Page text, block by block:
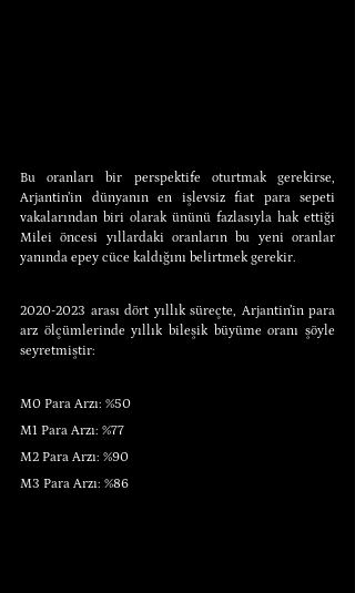
Bu oranları bir perspektife oturtmak gerekirse,
Arjantin’in dünyanın en işlevsiz fiat para sepeti
vakalarından biri olarak ününü fazlasıyla hak ettiği
Milei öncesi yıllardaki oranların bu yeni oranlar
yanında epey cüce kaldığını belirtmek gerekir.
2020-2023 arası dört yıllık süreçte, Arjantin’in para
arz ölçümlerinde yıllık bileşik büyüme oranı şöyle
seyretmiştir:
M0 Para Arzı: %50
M1 Para Arzı: %77
M2 Para Arzı: %90
M3 Para Arzı: %86